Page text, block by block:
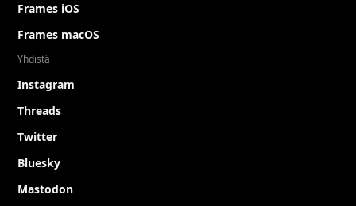
Frames iOS
Frames macOS
Yhdistä
Instagram
Threads
Twitter
Bluesky
Mastodon